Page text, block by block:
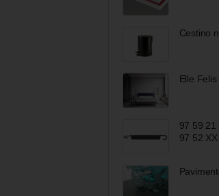
Cestino
Elle Felis
97 59 21
97 52